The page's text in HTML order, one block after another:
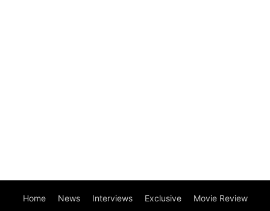
Home News Interviews Exclusive Movie Review